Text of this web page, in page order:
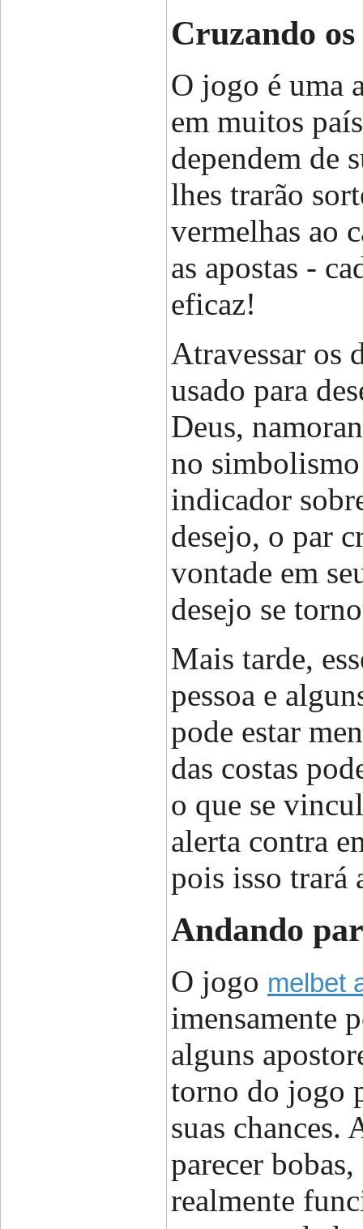
Cruzando os
O jogo é uma
em muitos
dependem de
lhes trarão
vermelhas ao
as apostas -
eficaz!
Atravessar os
usado para
Deus,
no
indicador
desejo, o par
vontade em
desejo se
Mais tarde,
pessoa e
pode estar
das costas
o que se
alerta contra
pois isso trará
Andando
O jogo melbet
imensamente
alguns
torno do jogo
suas chances.
parecer
realmente